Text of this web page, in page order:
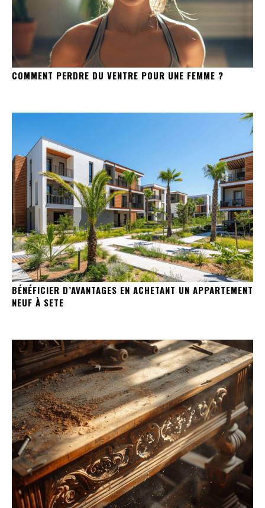
COMMENT PERDRE DU VENTRE POUR UNE FEMME ?
BÉNÉFICIER D’AVANTAGES EN ACHETANT UN APPARTEMENT
NEUF À SETE